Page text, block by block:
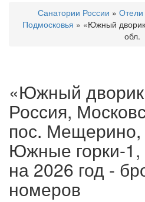
Санатории России » Отели
Подмосковья » «Южный
обл.
«Южный
Россия,
пос. Мещерино,
Южные горки-
на 2026 год -
номеров